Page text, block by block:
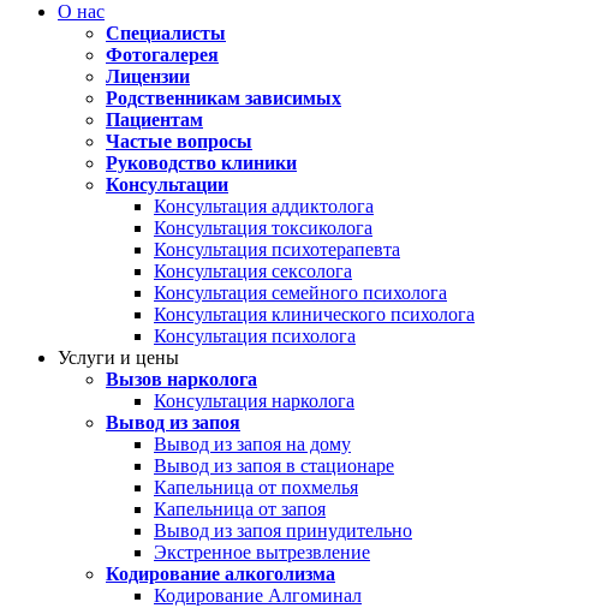
О нас
Специалисты
Фотогалерея
Лицензии
Родственникам зависимых
Пациентам
Частые вопросы
Руководство клиники
Консультации
Консультация аддиктолога
Консультация токсиколога
Консультация психотерапевта
Консультация сексолога
Консультация семейного психолога
Консультация клинического психолога
Консультация психолога
Услуги и цены
Вызов нарколога
Консультация нарколога
Вывод из запоя
Вывод из запоя на дому
Вывод из запоя в стационаре
Капельница от похмелья
Капельница от запоя
Вывод из запоя принудительно
Экстренное вытрезвление
Кодирование алкоголизма
Кодирование Алгоминал